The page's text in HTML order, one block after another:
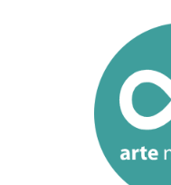
conteúdo